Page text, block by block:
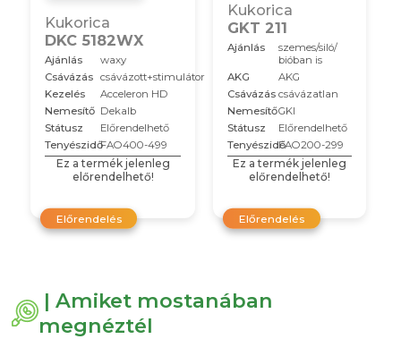
Kukorica
DKC 5182WX
Ajánlás
waxy
Csávázás csávázott+stimulátor
Kezelés
Acceleron HD
Nemesítő Dekalb
Státusz
Előrendelhető
TenyészidőFAO400-499
Ez a termék jelenleg
előrendelhető!
Előrendelés
Kukorica
GKT 211
Ajánlás
szemes/siló/
bióban is
AKG
AKG
Csávázás csávázatlan
NemesítőGKI
Státusz
Előrendelhető
TenyészidőFAO200-299
Ez a termék jelenleg
előrendelhető!
Előrendelés
| Amiket mostanában
megnéztél